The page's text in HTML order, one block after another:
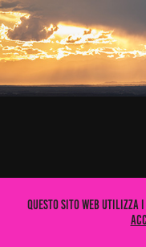
Questo sito web